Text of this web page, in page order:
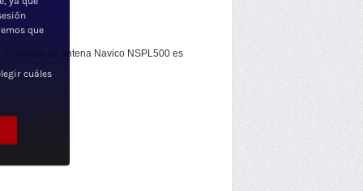
El divisor de antena Navico NSPL500 es
que
cuáles